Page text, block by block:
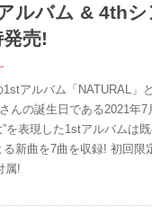
ルバム & 4thシ
売!
アルバム「NATURAL」
んの誕生日である2021年7
を表現した1stアルバムは
新曲を7曲を収録! 初回限
属!